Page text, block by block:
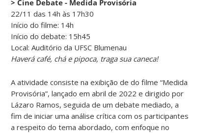
> Cine Debate - Medida Provisória
22/11 das 14h às 17h30
Início do filme: 14h
Início do debate: 15h45
Local: Auditório da UFSC Blumenau
Haverá café, chá e pipoca, traga sua caneca!
A atividade consiste na exibição de do filme “Medida
Provisória”, lançado em abril de 2022 e dirigido por
Lázaro Ramos, seguida de um debate mediado, a
fim de iniciar uma análise crítica com os participantes
a respeito do tema abordado, com enfoque no